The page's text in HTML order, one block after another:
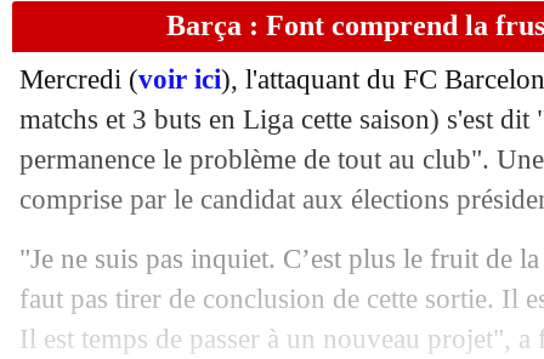
Barça : Font comprend la
Mercredi (voir ici), l'attaquant du FC
matchs et 3 buts en Liga cette saison) s'est dit
permanence le problème de tout au club".
comprise par le candidat aux élections
"Je ne suis pas inquiet. C’est plus le fruit de
faut pas tirer de conclusion de cette sortie. Il
Il est temps de passer à un nouveau projet",
19/11 OM: son transfert avorté, Maehle a
19/11 Barça: Traoré, dossier refermé
19/11 PSG : Tuchel touché par le discours
19/11 EdF (f): Le Graët veut gérer la crise
19/11 Tottenham : Mourinho se donne un